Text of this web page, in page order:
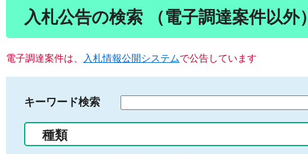
入札公告の検索 （電子調達案件以外）
電子調達案件は、 入札情報公開システムで公告しています
キーワード検索
る
種類